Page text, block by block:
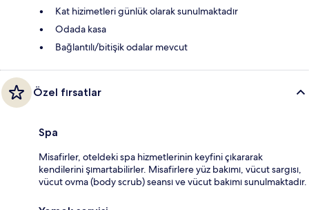
Kat hizimetleri günlük olarak sunulmaktadır
Odada kasa
Bağlantılı/bitişik odalar mevcut
Özel fırsatlar
Spa
Misafirler, oteldeki spa hizmetlerinin keyfini çıkararak
kendilerini şımartabilirler. Misafirlere yüz bakımı, vücut sargısı,
vücut ovma (body scrub) seansı ve vücut bakımı sunulmaktadır.